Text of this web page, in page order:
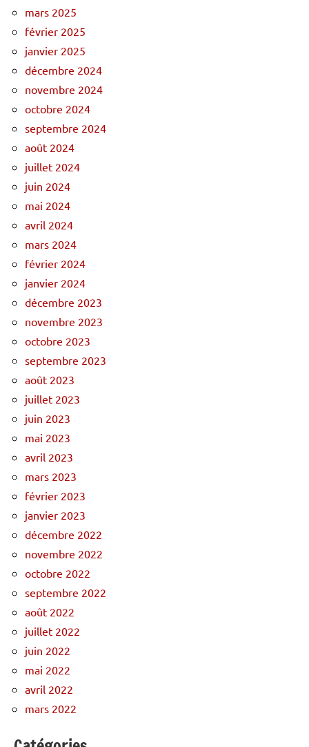
mars 2025
février 2025
janvier 2025
décembre 2024
novembre 2024
octobre 2024
septembre 2024
août 2024
juillet 2024
juin 2024
mai 2024
avril 2024
mars 2024
février 2024
janvier 2024
décembre 2023
novembre 2023
octobre 2023
septembre 2023
août 2023
juillet 2023
juin 2023
mai 2023
avril 2023
mars 2023
février 2023
janvier 2023
décembre 2022
novembre 2022
octobre 2022
septembre 2022
août 2022
juillet 2022
juin 2022
mai 2022
avril 2022
mars 2022